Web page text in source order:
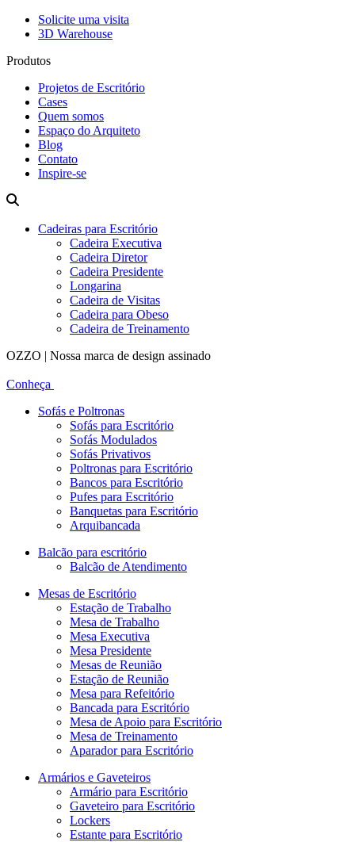
Solicite uma visita
3D Warehouse
Produtos
Projetos de Escritório
Cases
Quem somos
Espaço do Arquiteto
Blog
Contato
Inspire-se
Cadeiras para Escritório
Cadeira Executiva
Cadeira Diretor
Cadeira Presidente
Longarina
Cadeira de Visitas
Cadeira para Obeso
Cadeira de Treinamento
OZZO | Nossa marca de design assinado
Conheça
Sofás e Poltronas
Sofás para Escritório
Sofás Modulados
Sofás Privativos
Poltronas para Escritório
Bancos para Escritório
Pufes para Escritório
Banquetas para Escritório
Arquibancada
Balcão para escritório
Balcão de Atendimento
Mesas de Escritório
Estação de Trabalho
Mesa de Trabalho
Mesa Executiva
Mesa Presidente
Mesas de Reunião
Estação de Reunião
Mesa para Refeitório
Bancada para Escritório
Mesa de Apoio para Escritório
Mesa de Treinamento
Aparador para Escritório
Armários e Gaveteiros
Armário para Escritório
Gaveteiro para Escritório
Lockers
Estante para Escritório